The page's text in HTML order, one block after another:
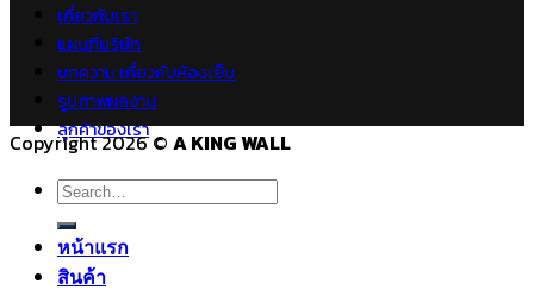
เกี่ยวกับเรา
แผนที่บริษัท
บทความ เกี่ยวกับห้องเย็น
รูปภาพผลงาน
ลูกค้าของเรา
Copyright 2026 © A KING WALL
Search
for:
หน้าแรก
สินค้า